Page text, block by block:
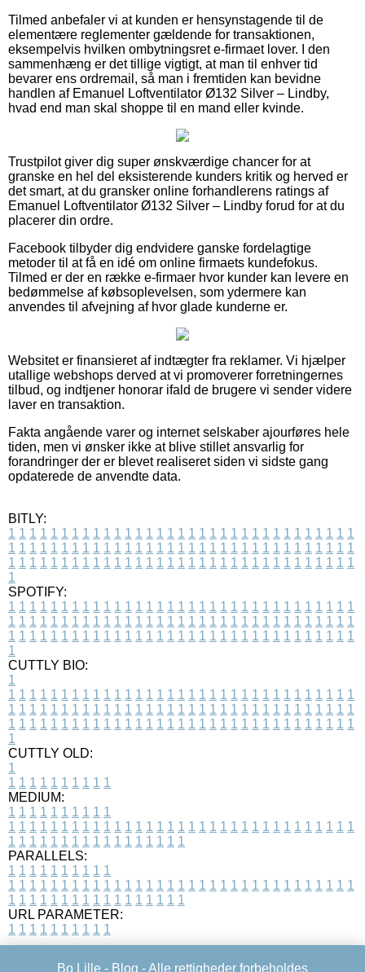
Tilmed anbefaler vi at kunden er hensynstagende til de
elementære reglementer gældende for transaktionen,
eksempelvis hvilken ombytningsret e-firmaet lover. I den
sammenhæng er det tillige vigtigt, at man til enhver tid
bevarer ens ordremail, så man i fremtiden kan bevidne
handlen af Emanuel Loftventilator Ø132 Silver – Lindby,
hvad end man skal shoppe til en mand eller kvinde.
Trustpilot giver dig super ønskværdige chancer for at
granske en hel del eksisterende kunders kritik og herved er
det smart, at du gransker online forhandlerens ratings af
Emanuel Loftventilator Ø132 Silver – Lindby forud for at du
placerer din ordre.
Facebook tilbyder dig endvidere ganske fordelagtige
metoder til at få en idé om online firmaets kundefokus.
Tilmed er der en række e-firmaer hvor kunder kan levere en
bedømmelse af købsoplevelsen, som ydermere kan
anvendes til afvejning af hvor glade kunderne er.
Websitet er finansieret af indtægter fra reklamer. Vi hjælper
utallige webshops derved at vi promoverer forretningernes
tilbud, og indtjener honorar ifald de brugere vi sender videre
laver en transaktion.
Fakta angående varer og internet selskaber ajourføres hele
tiden, men vi ønsker ikke at blive stillet ansvarlig for
forandringer der er blevet realiseret siden vi sidste gang
opdaterede de anvendte data.
BITLY:
1 1 1 1 1 1 1 1 1 1 1 1 1 1 1 1 1 1 1 1 1 1 1 1 1 1 1 1 1 1 1 1 1
1 1 1 1 1 1 1 1 1 1 1 1 1 1 1 1 1 1 1 1 1 1 1 1 1 1 1 1 1 1 1 1 1
1 1 1 1 1 1 1 1 1 1 1 1 1 1 1 1 1 1 1 1 1 1 1 1 1 1 1 1 1 1 1 1 1
1
SPOTIFY:
1 1 1 1 1 1 1 1 1 1 1 1 1 1 1 1 1 1 1 1 1 1 1 1 1 1 1 1 1 1 1 1 1
1 1 1 1 1 1 1 1 1 1 1 1 1 1 1 1 1 1 1 1 1 1 1 1 1 1 1 1 1 1 1 1 1
1 1 1 1 1 1 1 1 1 1 1 1 1 1 1 1 1 1 1 1 1 1 1 1 1 1 1 1 1 1 1 1 1
1
CUTTLY BIO:
1
1 1 1 1 1 1 1 1 1 1 1 1 1 1 1 1 1 1 1 1 1 1 1 1 1 1 1 1 1 1 1 1 1
1 1 1 1 1 1 1 1 1 1 1 1 1 1 1 1 1 1 1 1 1 1 1 1 1 1 1 1 1 1 1 1 1
1 1 1 1 1 1 1 1 1 1 1 1 1 1 1 1 1 1 1 1 1 1 1 1 1 1 1 1 1 1 1 1 1
1
CUTTLY OLD:
1
1 1 1 1 1 1 1 1 1 1
MEDIUM:
1 1 1 1 1 1 1 1 1 1
1 1 1 1 1 1 1 1 1 1 1 1 1 1 1 1 1 1 1 1 1 1 1 1 1 1 1 1 1 1 1 1 1
1 1 1 1 1 1 1 1 1 1 1 1 1 1 1 1 1
PARALLELS:
1 1 1 1 1 1 1 1 1 1
1 1 1 1 1 1 1 1 1 1 1 1 1 1 1 1 1 1 1 1 1 1 1 1 1 1 1 1 1 1 1 1 1
1 1 1 1 1 1 1 1 1 1 1 1 1 1 1 1 1
URL PARAMETER:
1 1 1 1 1 1 1 1 1 1
Bo Lille - Blog - Alle rettigheder forbeholdes